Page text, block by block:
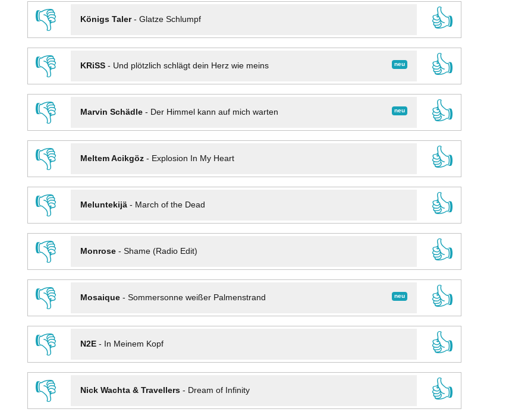
👎
Königs Taler- Glatze Schlumpf
👍
👎
neu
KRiSS- Und plötzlich schlägt dein Herz wie meins
👍
👎
neu
Marvin Schädle- Der Himmel kann auf mich warten
👍
👎
Meltem Acikgöz- Explosion In My Heart
👍
👎
Meluntekijä- March of the Dead
👍
👎
Monrose- Shame (Radio Edit)
👍
👎
neu
Mosaique- Sommersonne weißer Palmenstrand
👍
👎
N2E- In Meinem Kopf
👍
👎
Nick Wachta & Travellers- Dream of Infinity
👍